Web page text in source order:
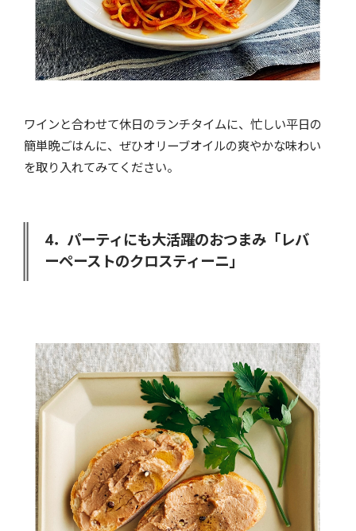
ワインと合わせて休日のランチタイムに、忙しい平日の
簡単晩ごはんに、ぜひオリーブオイルの爽やかな味わい
を取り入れてみてください。
4．パーティにも大活躍のおつまみ「レバ
ーペーストのクロスティーニ」